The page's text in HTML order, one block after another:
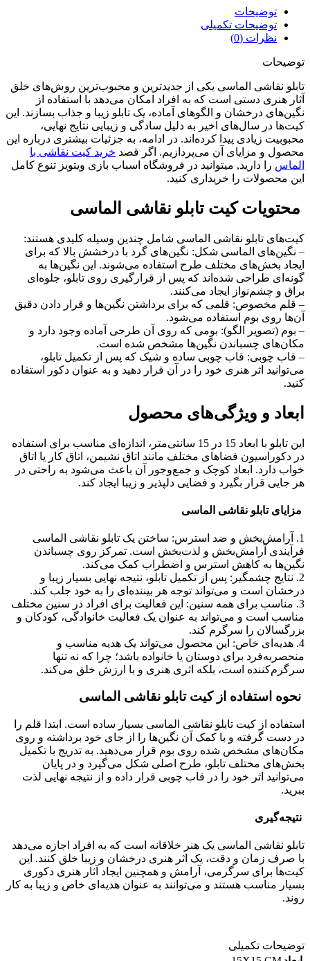
توضیحات
توضیحات تکمیلی
نظرات (0)
توضیحات
تابلو نقاشی الماسی یکی از جدیدترین و محبوب‌ترین روش‌های خلق
آثار هنری دستی است که به افراد امکان می‌دهد با استفاده از
نگین‌های درخشان و الگوهای آماده، یک تابلو زیبا و جذاب بسازند. این
کیت‌ها در سال‌های اخیر به دلیل سادگی و زیبایی نتایج نهایی،
محبوبیت زیادی پیدا کرده‌اند. در ادامه، به جزئیات بیشتری درباره این
محصول و مزایای آن می‌پردازیم. اگر قصد خرید کیت نقاشی با
الماسرا دارید, میتوانید در فروشگاه اسباب بازی ویتویز تنوع کامل
این محصولات را خریداری کنید.
محتویات کیت تابلو نقاشی الماسی
کیت‌های تابلو نقاشی الماسی شامل چندین وسیله کلیدی هستند:
– نگین‌های الماسی شکل: نگین‌های گرد با درخشش بالا که برای
ایجاد بخش‌های مختلف طرح استفاده می‌شوند. این نگین‌ها به
گونه‌ای طراحی شده‌اند که پس از قرارگیری روی تابلو، جلوه‌ای
براق و چشم‌نواز ایجاد می‌کنند.
– قلم مخصوص: قلمی که برای برداشتن نگین‌ها و قرار دادن دقیق
آن‌ها روی بوم استفاده می‌شود.
– بوم (تصویر الگو): بومی که روی آن طرحی آماده وجود دارد و
مکان‌های چسباندن نگین‌ها مشخص شده است.
– قاب چوبی: قاب چوبی ساده و شیک که پس از تکمیل تابلو،
می‌توانید اثر هنری خود را در آن قرار دهید و به عنوان دکور استفاده
کنید.
ابعاد و ویژگی‌های محصول
این تابلو با ابعاد 15 در 15 سانتی‌متر، اندازه‌ای مناسب برای استفاده
در دکوراسیون فضاهای مختلف مانند اتاق نشیمن، اتاق کار یا اتاق
خواب دارد. ابعاد کوچک و جمع‌وجور آن باعث می‌شود به راحتی در
هر جایی قرار بگیرد و فضایی دلپذیر و زیبا ایجاد کند.
مزایای تابلو نقاشی الماسی
1. آرامش‌بخش و ضد استرس: ساختن یک تابلو نقاشی الماسی
فرآیندی آرامش‌بخش و لذت‌بخش است. تمرکز روی چسباندن
نگین‌ها به کاهش استرس و اضطراب کمک می‌کند.
2. نتایج چشمگیر: پس از تکمیل تابلو، نتیجه نهایی بسیار زیبا و
درخشان است و می‌تواند توجه هر بیننده‌ای را به خود جلب کند.
3. مناسب برای همه سنین: این فعالیت برای افراد در سنین مختلف
مناسب است و می‌تواند به عنوان یک فعالیت خانوادگی، کودکان و
بزرگسالان را سرگرم کند.
4. هدیه‌ای خاص: این محصول می‌تواند یک هدیه مناسب و
منحصربه‌فرد برای دوستان یا خانواده باشد؛ چرا که نه تنها
سرگرم‌کننده است، بلکه اثری هنری و با ارزش خلق می‌کند.
نحوه استفاده از کیت تابلو نقاشی الماسی
استفاده از کیت تابلو نقاشی الماسی بسیار ساده است. ابتدا قلم را
در دست گرفته و با کمک آن نگین‌ها را از جای خود برداشته و روی
مکان‌های مشخص شده روی بوم قرار می‌دهید. به تدریج با تکمیل
بخش‌های مختلف تابلو، طرح اصلی شکل می‌گیرد و در پایان
می‌توانید اثر خود را در قاب چوبی قرار داده و از نتیجه نهایی لذت
ببرید.
نتیجه‌گیری
تابلو نقاشی الماسی یک هنر خلاقانه است که به افراد اجازه می‌دهد
با صرف زمان و دقت، یک اثر هنری درخشان و زیبا خلق کنند. این
کیت‌ها برای سرگرمی، آرامش و همچنین ایجاد آثار هنری دکوری
بسیار مناسب هستند و می‌توانند به عنوان هدیه‌ای خاص و زیبا به کار
روند.
توضیحات تکمیلی